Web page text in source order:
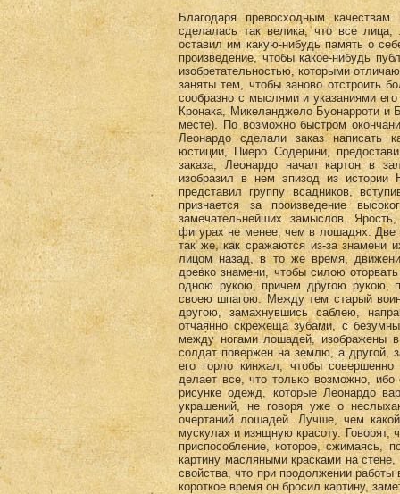
Благодаря превосходным качествам
сделалась так велика, что все
оставил им какую-нибудь память о
произведение, чтобы какое-нибудь
изобретательностью, которыми
заняты тем, чтобы заново отстроить
сообразно с мыслями и указаниями
Кронака, Микеланджело Буонарроти и
месте). По возможно быстром
Леонардо сделали заказ написать
юстиции, Пиеро Содерини,
заказа, Леонардо начал картон в
изобразил в нем эпизод из истории
представил группу всадников,
признается за произведение
замечательнейших замыслов.
фигурах не менее, чем в лошадях. Две
так же, как сражаются из-за знамени
лицом назад, в то же время,
древко знамени, чтобы силою
одною рукою, причем другою рукою,
своею шпагою. Между тем старый
другою, замахнувшись саблею,
отчаянно скрежеща зубами, с
между ногами лошадей, изображены
солдат повержен на землю, а другой,
его горло кинжал, чтобы
делает все, что только возможно,
рисунке одежд, которые Леонардо
украшений, не говоря уже о
очертаний лошадей. Лучше, чем
мускулах и изящную красоту. Говорят,
приспособление, которое, сжимаясь,
картину масляными красками на стене,
свойства, что при продолжении работы
короткое время он бросил картину,